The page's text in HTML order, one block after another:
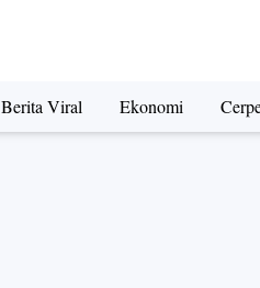
Berita Viral Ekonomi
soal Kasus Korupsi